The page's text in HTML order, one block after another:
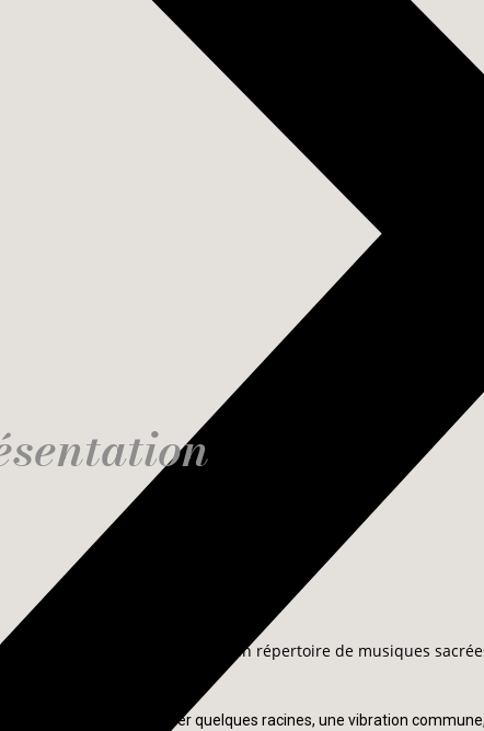
plaisir de chanter a cappella un répertoire de musiques
il s’agit de retrouver quelques racines, une vibration